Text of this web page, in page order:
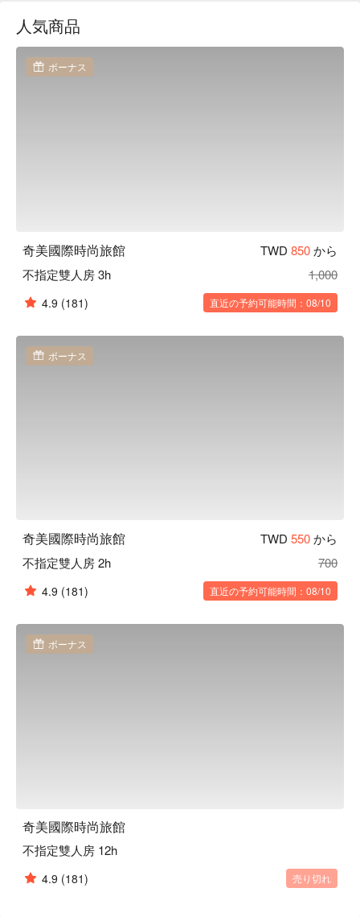
奇美國際時尚旅館優惠、奇美國際時尚旅館住宿方案、奇美國
際時尚旅館休息方案立刻查看⬇︎
人気商品
ボーナス
奇美國際時尚旅館 TWD 850から
不指定雙人房 3h
1,000
4.9 (181) 直近の予約可能時間：08/10
ボーナス
奇美國際時尚旅館 TWD 550から
不指定雙人房 2h
700
4.9 (181) 直近の予約可能時間：08/10
ボーナス
奇美國際時尚旅館
不指定雙人房 12h
4.9 (181) 売り切れ